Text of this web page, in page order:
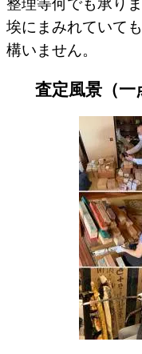
埃にまみれていて
構いません。
査定風景（一